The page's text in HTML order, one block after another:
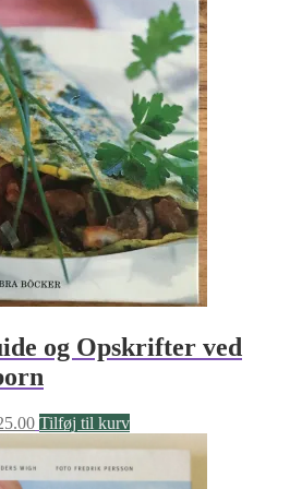
og Opskrifter ved
Den
er:
Tilføj til kurv